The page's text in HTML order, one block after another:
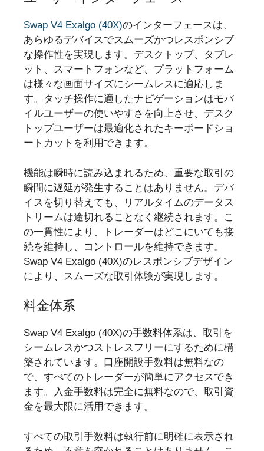
Swap V4 Exalgo (40X)のインターフェースは、
あらゆるデバイスでスムーズかつレスポンシブ
な操作性を実現します。デスクトップ、タブレ
ット、スマートフォンなど、プラットフォーム
は様々な画面サイズにシームレスに適応しま
す。タッチ操作に適したナビゲーションはモバ
イルユーザーの使いやすさを向上させ、デスク
トップユーザーは最適化されたキーボードショ
ートカットを利用できます。
機能は瞬時に読み込まれるため、重要な取引の
瞬間に遅延が発生することはありません。デバ
イスを切り替えても、リアルタイムのデータス
トリームは途切れることなく継続されます。こ
の一貫性により、トレーダーはどこにいても接
続を維持し、コントロールを維持できます。
Swap V4 Exalgo (40X)のレスポンシブデザイン
により、スムーズな取引体験が実現します。
料金体系
Swap V4 Exalgo (40X)の手数料体系は、取引を
シームレスかつストレスフリーにするために構
築されています。口座開設手数料は無料なの
で、すべてのトレーダーが簡単にアクセスでき
ます。入金手数料は完全に無料なので、取引資
金を最大限に活用できます。
すべての取引手数料は執行前に明確に表示され